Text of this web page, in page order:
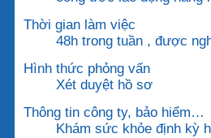
Thời gian làm việc
48h trong tuần , được
Hình thức phỏng vấn
Xét duyệt hồ sơ
Thông tin công ty, bảo hiểm…
Khám sức khỏe định kỳ